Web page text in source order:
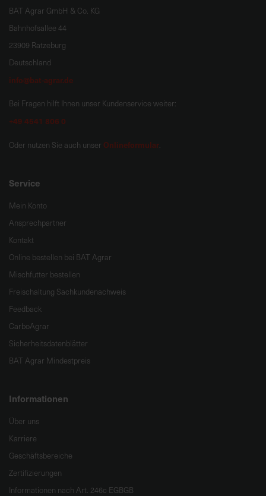
BAT Agrar GmbH & Co. KG
Bahnhofsallee 44
23909 Ratzeburg
Deutschland
info@bat-agrar.de
Bei Fragen hilft Ihnen unser Kundenservice weiter:
+49 4541 806 0
Oder nutzen Sie auch unser Onlineformular.
Service
Mein Konto
Ansprechpartner
Kontakt
Online bestellen bei BAT Agrar
Mischfutter bestellen
Freischaltung Sachkundenachweis
Feedback
CarboAgrar
Sicherheitsdatenblätter
BAT Agrar Mindestpreis
Informationen
Über uns
Karriere
Geschäftsbereiche
Zertifizierungen
Informationen nach Art. 246c EGBGB